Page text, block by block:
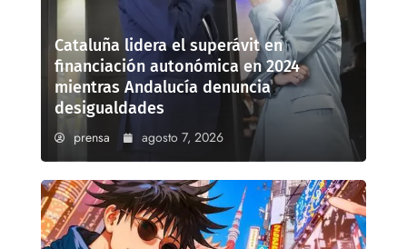
Cataluña lidera el superávit en
financiación autonómica en 2024
mientras Andalucía denuncia
desigualdades
prensa agosto 7, 2026